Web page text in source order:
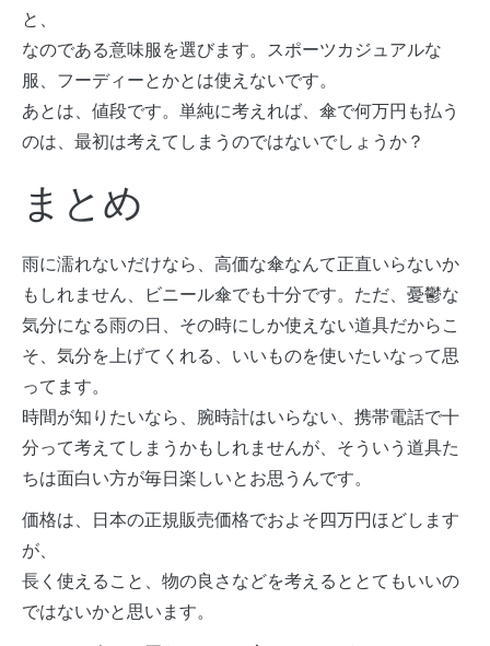
と、
なのである意味服を選びます。スポーツカジュアルな
服、フーディーとかとは使えないです。
あとは、値段です。単純に考えれば、傘で何万円も払う
のは、最初は考えてしまうのではないでしょうか？
まとめ
雨に濡れないだけなら、高価な傘なんて正直いらないか
もしれません、ビニール傘でも十分です。ただ、憂鬱な
気分になる雨の日、その時にしか使えない道具だからこ
そ、気分を上げてくれる、いいものを使いたいなって思
ってます。
時間が知りたいなら、腕時計はいらない、携帯電話で十
分って考えてしまうかもしれませんが、そういう道具た
ちは面白い方が毎日楽しいとお思うんです。
価格は、日本の正規販売価格でおよそ四万円ほどします
が、
長く使えること、物の良さなどを考えるととてもいいの
ではないかと思います。